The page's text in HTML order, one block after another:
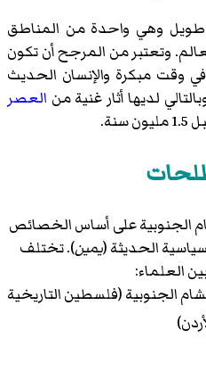
طويل وهي واحدة من المناطق
وتعتبر من المرجح أن تكون
وقت مبكرة والإنسان الحديث
لديها أثار غنية من العصر
الجنوبية على أساس الخصائص
الحديثة (يمين). تختلف
العلماء:
الجنوبية (فلسطين التاريخية